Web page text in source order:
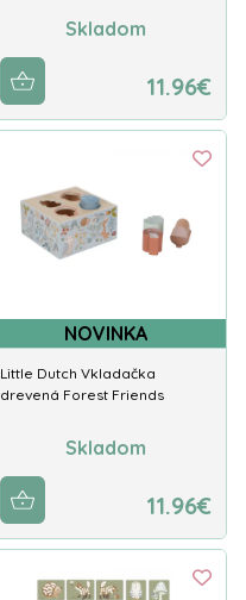
Skladom
11.96€
NOVINKA
Little Dutch Vkladačka
drevená Forest Friends
Skladom
11.96€